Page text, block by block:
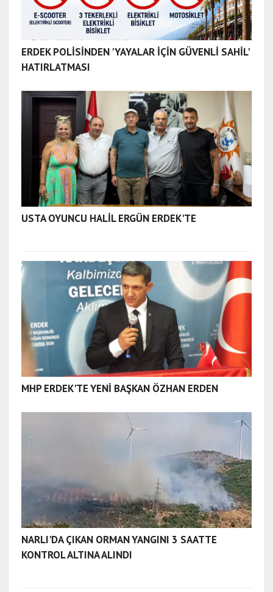
ERDEK POLİSİNDEN 'YAYALAR İÇİN GÜVENLİ SAHİL'
HATIRLATMASI
USTA OYUNCU HALİL ERGÜN ERDEK'TE
MHP ERDEK'TE YENİ BAŞKAN ÖZHAN ERDEN
NARLI'DA ÇIKAN ORMAN YANGINI 3 SAATTE
KONTROL ALTINA ALINDI